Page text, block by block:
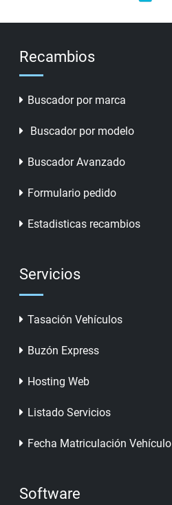
Recambios
Buscador por marca
Buscador por modelo
Buscador Avanzado
Formulario pedido
Estadisticas recambios
Servicios
Tasación Vehículos
Buzón Express
Hosting Web
Listado Servicios
Fecha Matriculación Vehículo
Software